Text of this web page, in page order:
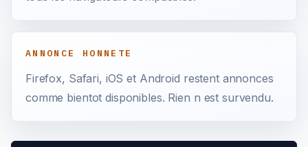
ANNONCE HONNETE
Firefox, Safari, iOS et Android restent annonces
comme bientot disponibles. Rien n est survendu.